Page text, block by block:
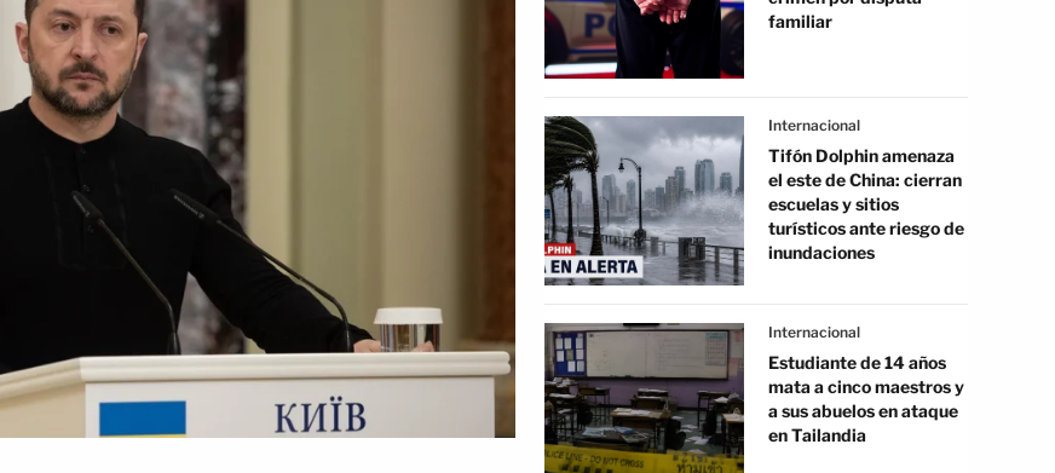
familiar
Internacional
Tifón Dolphin amenaza
el este de China: cierran
escuelas y sitios
turísticos ante riesgo de
inundaciones
Internacional
Estudiante de 14 años
mata a cinco maestros y
a sus abuelos en ataque
en Tailandia